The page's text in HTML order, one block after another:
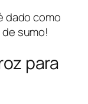
dado como
sumo!
para